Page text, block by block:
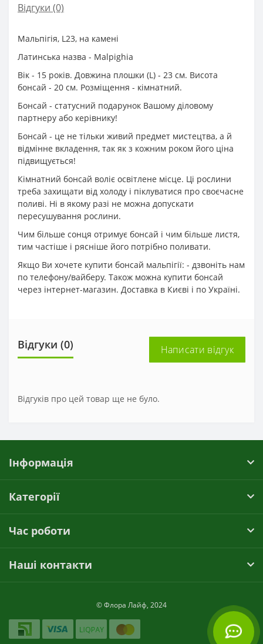
Відгуки (0)
Мальпігія, L23, на камені
Латинська назва - Malpighia
Вік - 15 років. Довжина плошки (L) - 23 см. Висота
бонсай - 20 см. Розміщення - кімнатний.
Бонсай - статусний подарунок Вашому діловому
партнеру або керівнику!
Бонсай - це не тільки живий предмет мистецтва, а й
відмінне вкладення, так як з кожним роком його ціна
підвищується!
Кімнатний бонсай воліє освітлене місце. Ці рослини
треба захищати від холоду і піклуватися про своєчасне
поливі. Ні в якому разі не можна допускати
пересушування рослини.
Чим більше сонця отримує бонсай і чим більше листя,
тим частіше і рясніше його потрібно поливати.
Якщо Ви хочете купити бонсай мальпігії: - дзвоніть нам
по телефону/вайберу. Також можна купити бонсай
через інтернет-магазин. Доставка в Києві і по Україні.
Відгуки (0) Написати відгук
Відгуків про цей товар ще не було.
Інформація
Категорії
Час роботи
Наші контакти
© Флора Лайф, 2024